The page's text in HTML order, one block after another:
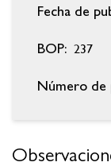
Fecha de
BOP: 237
Número de